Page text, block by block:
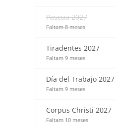
Pascua 2027
Faltam 8 meses
Tiradentes 2027
Faltam 9 meses
Día del Trabajo 2027
Faltam 9 meses
Corpus Christi 2027
Faltam 10 meses